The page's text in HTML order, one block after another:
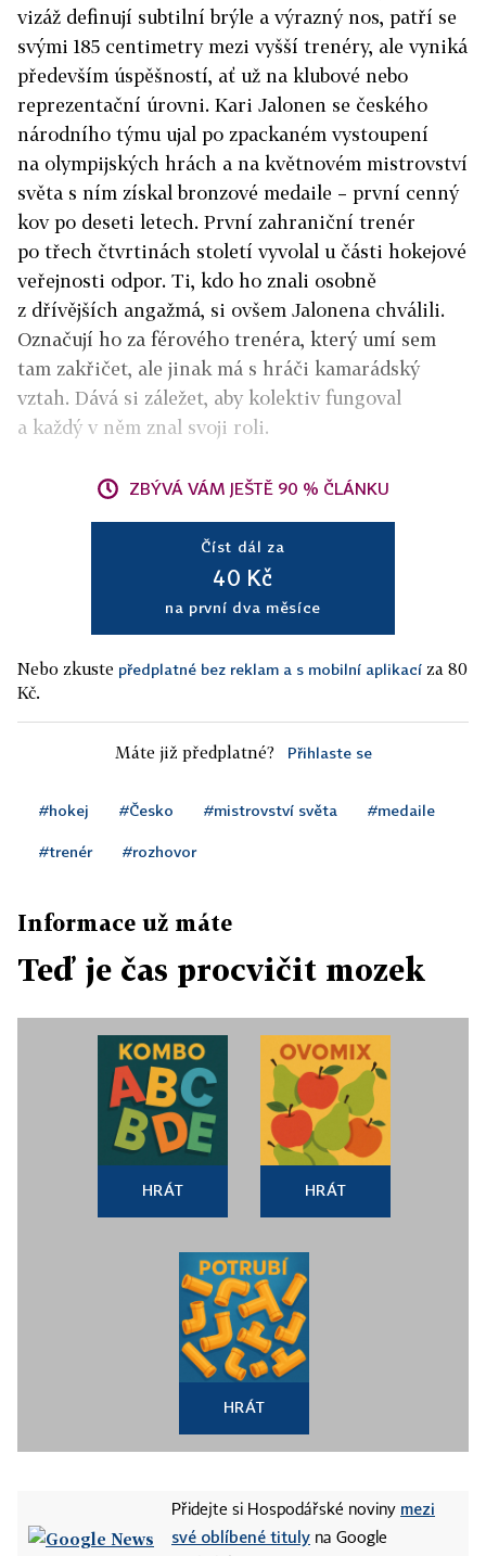
vizáž definují subtilní brýle a výrazný nos, patří se
svými 185 centimetry mezi vyšší trenéry, ale vyniká
především úspěšností, ať už na klubové nebo
reprezentační úrovni. Kari Jalonen se českého
národního týmu ujal po zpackaném vystoupení
na olympijských hrách a na květnovém mistrovství
světa s ním získal bronzové medaile – první cenný
kov po deseti letech. První zahraniční trenér
po třech čtvrtinách století vyvolal u části hokejové
veřejnosti odpor. Ti, kdo ho znali osobně
z dřívějších angažmá, si ovšem Jalonena chválili.
Označují ho za férového trenéra, který umí sem
tam zakřičet, ale jinak má s hráči kamarádský
vztah. Dává si záležet, aby kolektiv fungoval
a každý v něm znal svoji roli.
ZBÝVÁ VÁM JEŠTĚ 90 % ČLÁNKU
Číst dál za
40 Kč
na první dva měsíce
Nebo zkuste předplatné bez reklam a s mobilní aplikací za 80
Kč.
Máte již předplatné? Přihlaste se
#hokej #Česko #mistrovství světa #medaile
#trenér #rozhovor
Informace už máte
Teď je čas procvičit mozek
HRÁT HRÁT
HRÁT
Přidejte si Hospodářské noviny mezi
své oblíbené tituly na Google